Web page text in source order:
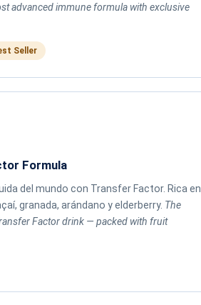
advanced immune formula with exclusive
Seller
Formula
del mundo con Transfer Factor. Rica en
granada, arándano y elderberry. The
Factor drink — packed with fruit